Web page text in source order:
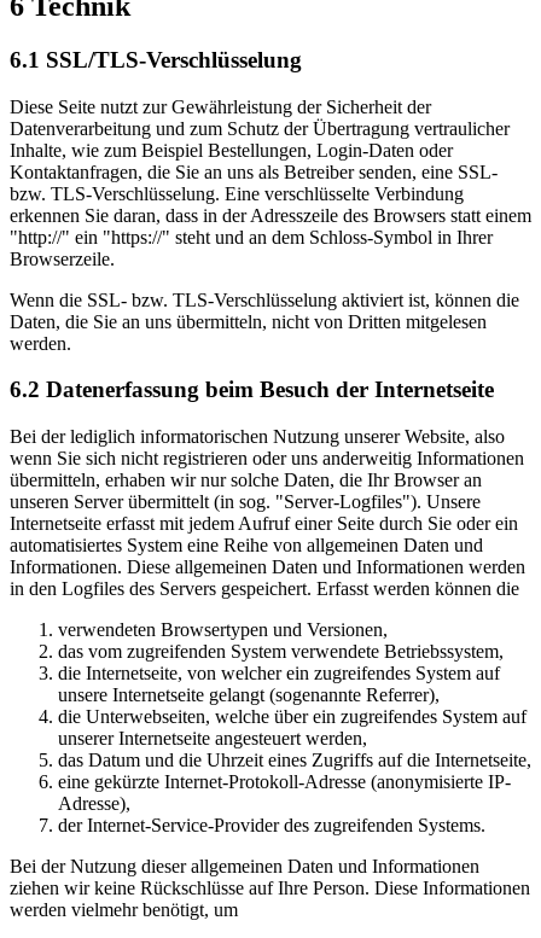
6.1 SSL/TLS-Verschlüsselung
Diese Seite nutzt zur Gewährleistung der Sicherheit der
Datenverarbeitung und zum Schutz der Übertragung vertraulicher
Inhalte, wie zum Beispiel Bestellungen, Login-Daten oder
Kontaktanfragen, die Sie an uns als Betreiber senden, eine SSL-
bzw. TLS-Verschlüsselung. Eine verschlüsselte Verbindung
erkennen Sie daran, dass in der Adresszeile des Browsers statt einem
"http://" ein "https://" steht und an dem Schloss-Symbol in Ihrer
Browserzeile.
Wenn die SSL- bzw. TLS-Verschlüsselung aktiviert ist, können die
Daten, die Sie an uns übermitteln, nicht von Dritten mitgelesen
werden.
6.2 Datenerfassung beim Besuch der Internetseite
Bei der lediglich informatorischen Nutzung unserer Website, also
wenn Sie sich nicht registrieren oder uns anderweitig Informationen
übermitteln, erhaben wir nur solche Daten, die Ihr Browser an
unseren Server übermittelt (in sog. "Server-Logfiles"). Unsere
Internetseite erfasst mit jedem Aufruf einer Seite durch Sie oder ein
automatisiertes System eine Reihe von allgemeinen Daten und
Informationen. Diese allgemeinen Daten und Informationen werden
in den Logfiles des Servers gespeichert. Erfasst werden können die
verwendeten Browsertypen und Versionen,
das vom zugreifenden System verwendete Betriebssystem,
die Internetseite, von welcher ein zugreifendes System auf
unsere Internetseite gelangt (sogenannte Referrer),
die Unterwebseiten, welche über ein zugreifendes System auf
unserer Internetseite angesteuert werden,
das Datum und die Uhrzeit eines Zugriffs auf die Internetseite,
eine gekürzte Internet-Protokoll-Adresse (anonymisierte IP-
Adresse),
der Internet-Service-Provider des zugreifenden Systems.
Bei der Nutzung dieser allgemeinen Daten und Informationen
ziehen wir keine Rückschlüsse auf Ihre Person. Diese Informationen
werden vielmehr benötigt, um